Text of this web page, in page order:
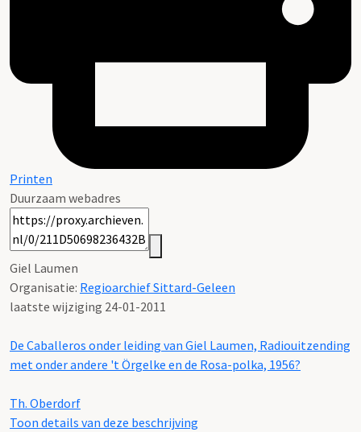
Printen
Duurzaam webadres
Giel Laumen
Organisatie: Regioarchief Sittard-Geleen
laatste wijziging 24-01-2011
De Caballeros onder leiding van Giel Laumen, Radiouitzending
met onder andere 't Örgelke en de Rosa-polka, 1956?
Th. Oberdorf
Toon details van deze beschrijving